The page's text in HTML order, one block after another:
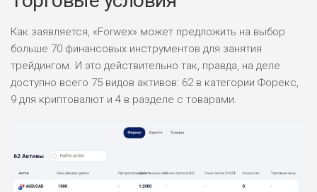
НАЗВАНИЕ
ПОДОЙДЕТ
Как заявляется, «Forwex» может предложить на выбор
больше 70 финансовых инструментов для занятия
трейдингом. И это действительно так, правда, на деле
доступно всего 75 видов активов: 62 в категории Форекс,
9 для криптовалют и 4 в разделе с товарами.